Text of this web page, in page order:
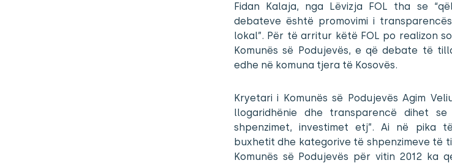
Fidan Kalaja, nga Lëvizja FOL tha se
debateve është promovimi i
lokal”. Për të arritur këtë FOL po realizon
Komunës së Podujevës, e që debate të
edhe në komuna tjera të Kosovës.
Kryetari i Komunës së Podujevës Agim
llogaridhënie dhe transparencë dihet
shpenzimet, investimet etj”. Ai në pika
buxhetit dhe kategorive të shpenzimeve të
Komunës së Podujevës për vitin 2012 ka